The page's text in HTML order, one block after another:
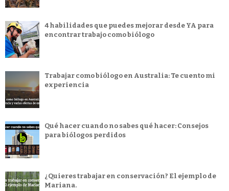
4 habilidades que puedes mejorar desde YA para
encontrar trabajo como biólogo
Trabajar como biólogo en Australia: Te cuento mi
experiencia
Qué hacer cuando no sabes qué hacer: Consejos
para biólogos perdidos
¿Quieres trabajar en conservación? El ejemplo de
Mariana.